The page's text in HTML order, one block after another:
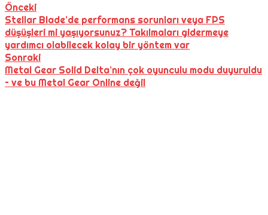
Önceki
Stellar Blade’de performans sorunları veya FPS
düşüşleri mi yaşıyorsunuz? Takılmaları gidermeye
yardımcı olabilecek kolay bir yöntem var
Sonraki
Metal Gear Solid Delta’nın çok oyunculu modu duyuruldu
– ve bu Metal Gear Online değil